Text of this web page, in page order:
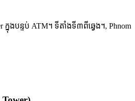
ក្នុងបន្ទប់ ATM។ ទីតាំងទី៣ពីឆ្វេង។, Phnom